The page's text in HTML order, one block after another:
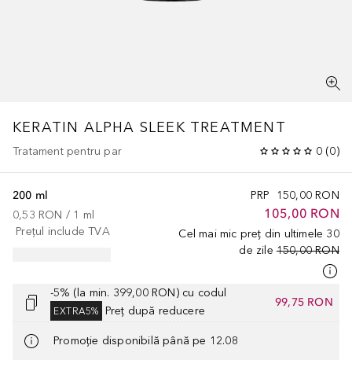
KERATIN ALPHA SLEEK TREATMENT
Tratament pentru par 0 (0)
PRP 150,00 RON
105,00 RON
Cel mai mic preț din ultimele 30
de zile 150,00 RON
200 ml
0,53 RON / 1 ml
Prețul include TVA
-5% (la min. 399,00 RON) cu codul
EXTRA5% Preț după reducere
99,75 RON
Promoție disponibilă până pe 12.08